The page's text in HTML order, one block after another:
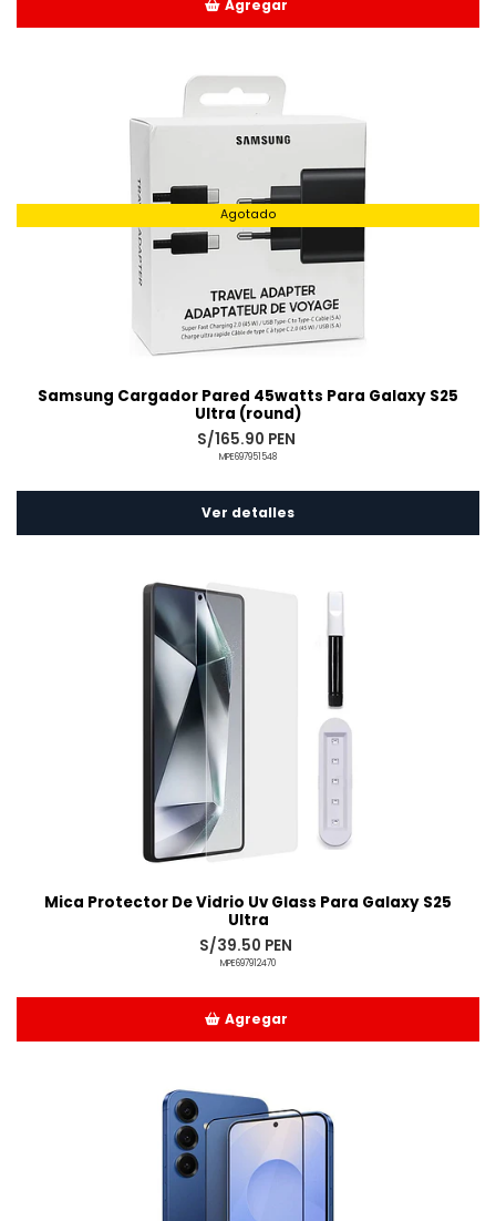
Agregar
Agotado
Samsung Cargador Pared 45watts Para Galaxy S25
Ultra (round)
S/165.90 PEN
MPE697951548
Ver detalles
Mica Protector De Vidrio Uv Glass Para Galaxy S25
Ultra
S/39.50 PEN
MPE697912470
Agregar